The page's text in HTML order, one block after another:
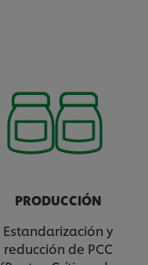
PRODUCCIÓN
Estandarización y
reducción de PCC